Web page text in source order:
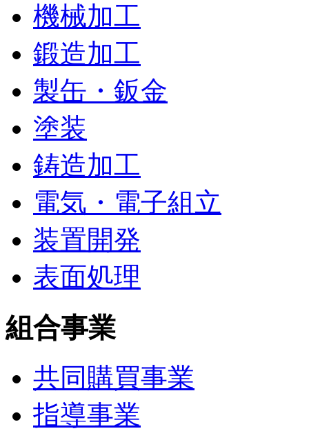
機械加工
鍛造加工
製缶・鈑金
塗装
鋳造加工
電気・電子組立
装置開発
表面処理
組合事業
共同購買事業
指導事業